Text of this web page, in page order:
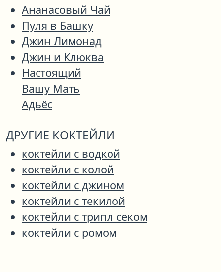
Ананасовый Чай
Пуля в Башку
Джин Лимонад
Джин и Клюква
Настоящий
Вашу Мать
Адьёс
ДРУГИЕ КОКТЕЙЛИ
коктейли с водкой
коктейли с колой
коктейли с джином
коктейли с текилой
коктейли с трипл секом
коктейли с ромом